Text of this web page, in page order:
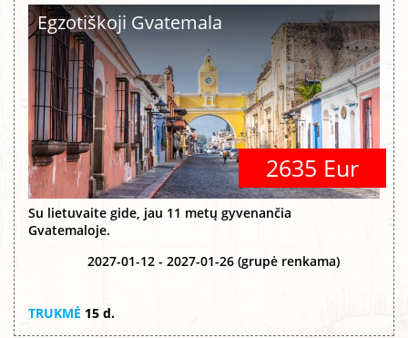
Egzotiškoji Gvatemala
2635 Eur
Su lietuvaite gide, jau 11 metų gyvenančia
Gvatemaloje.
2027-01-12 - 2027-01-26 (grupė renkama)
TRUKMĖ 15 d.